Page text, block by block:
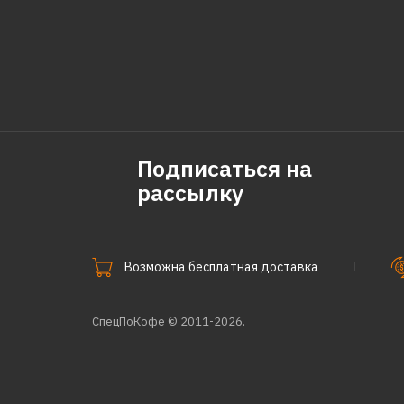
Подписаться на
рассылку
Возможна бесплатная доставка
СпецПоКофе © 2011-2026.